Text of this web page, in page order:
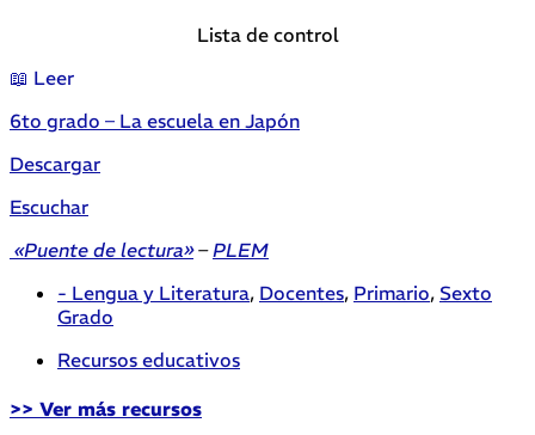
Lista de control
📖 Leer
6to grado – La escuela en Japón
Descargar
Escuchar
«Puente de lectura»–PLEM
- Lengua y Literatura, Docentes, Primario, Sexto
Grado
Recursos educativos
>> Ver más recursos